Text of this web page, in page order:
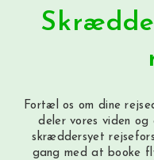
Fortæl os om dine
deler vores viden
skræddersyet
gang med at booke